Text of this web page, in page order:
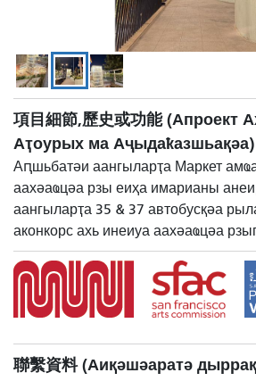
Аџьармыкьа амҩаду аҭаларҭа -
項目細節,歷史或功能 (Апроект
Аҭоурых ма Аҷыдаҟазшьақәа)
Аԥшьбатәи аангыларҭа Маркет
аахәаҩцәа рзы еиҳа имарианы
аангыларҭа 35 & 37 автобусқәа
аконкорс ахь инеиуа аахәаҩцәа
聯繫資料 (Аиқәшәаратә